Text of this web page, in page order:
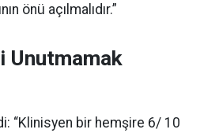
önü açılmalıdır.”
Unutmamak
“Klinisyen bir hemşire 6/ 10